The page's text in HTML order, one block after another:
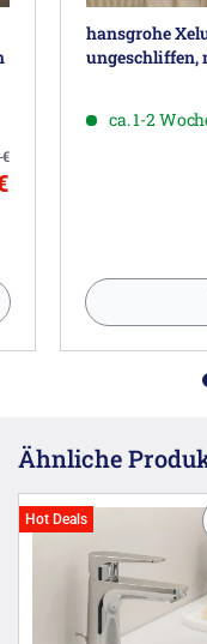
€
hansgrohe
ungeschliffen,
ca. 1-2
Ähnliche
Hot Deals